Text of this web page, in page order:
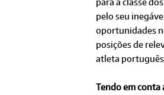
para a classe
pelo seu
oportunidades
posições de
atleta
Tendo em